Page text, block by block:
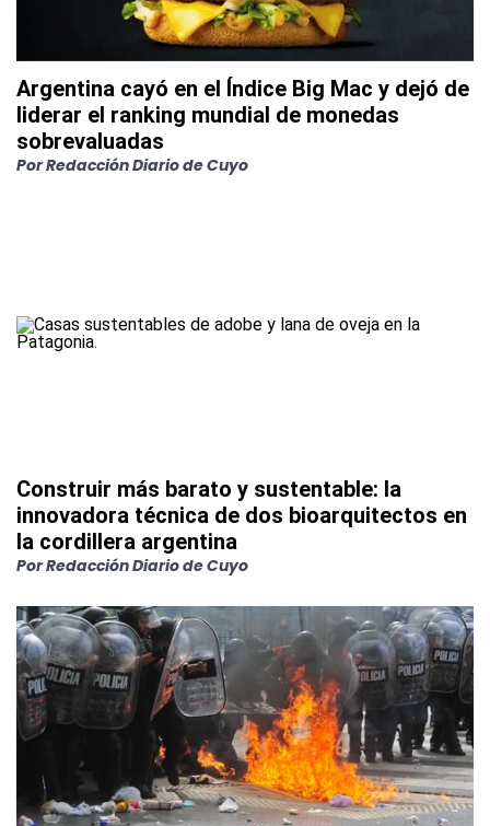
Argentina cayó en el Índice Big Mac y dejó de
liderar el ranking mundial de monedas
sobrevaluadas
PorRedacción Diario de Cuyo
Construir más barato y sustentable: la
innovadora técnica de dos bioarquitectos en
la cordillera argentina
PorRedacción Diario de Cuyo